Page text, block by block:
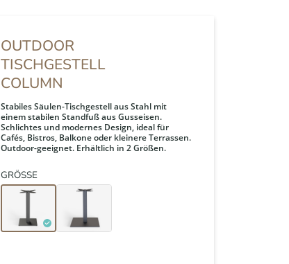
OUTDOOR
TISCHGESTELL
COLUMN
Stabiles Säulen-Tischgestell aus Stahl mit
einem stabilen Standfuß aus Gusseisen.
Schlichtes und modernes Design, ideal für
Cafés, Bistros, Balkone oder kleinere Terrassen.
Outdoor-geeignet. Erhältlich in 2 Größen.
GRÖSSE